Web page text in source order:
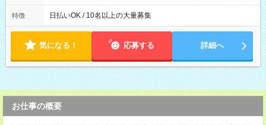
働8時間） ※週5日勤務（場所次第では週4も有り） ※配達状況
によって時間外での勤務可能性有り ※案件により多少の前後あ
特徴 日払いOK / 10名以上の大量募集
気になる！ 応募する 詳細へ
お仕事の概要